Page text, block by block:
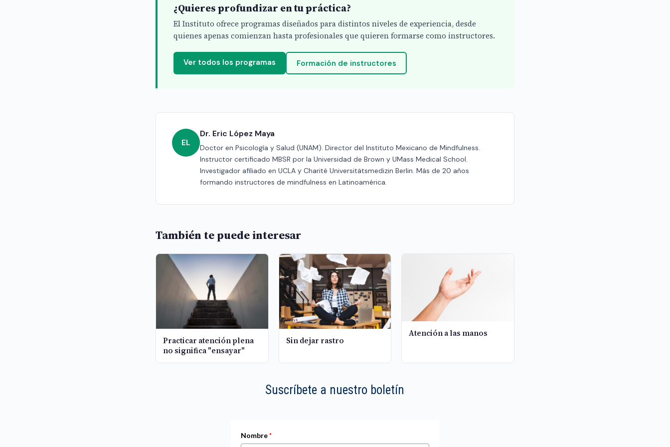
¿Quieres profundizar en tu práctica?
El Instituto ofrece programas diseñados para distintos niveles de experiencia, desde
quienes apenas comienzan hasta profesionales que quieren formarse como instructores.
Ver todos los programas Formación de instructores
EL
Dr. Eric López Maya
Doctor en Psicología y Salud (UNAM). Director del Instituto Mexicano de Mindfulness.
Instructor certificado MBSR por la Universidad de Brown y UMass Medical School.
Investigador afiliado en UCLA y Charité Universitätsmedizin Berlin. Más de 20 años
formando instructores de mindfulness en Latinoamérica.
También te puede interesar
Practicar atención plena
no significa "ensayar"
Sin dejar rastro
Atención a las manos
Suscríbete a nuestro boletín
Nombre*